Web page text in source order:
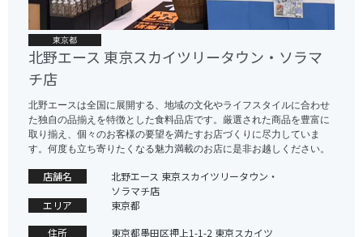
東京都
北野エース 東京スカイツリータウン・ソラマ
チ店
北野エースは全国に展開する、地域の文化やライフスタイルに合わせ
た独自の品揃えを特徴とした食料品店です。厳選された商品を豊富に
取り揃え、個々のお客様の要望を満たすお店づくりに尽力していま
す。何度も立ち寄りたくなる魅力満載のお店に是非お越しください。
店舗名
北野エース 東京スカイツリータウン・
ソラマチ店
エリア
東京都
住所
東京都墨田区押上1-1-2 東京スカイツ